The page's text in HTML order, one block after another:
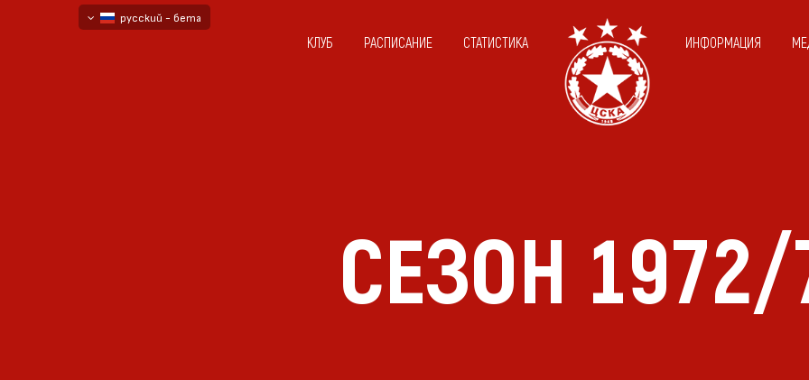
русский - бета
КЛУБ РАСПИСАНИЕ СТАТИСТИКА ИНФОРМАЦИЯ
СЕЗОН 1972/